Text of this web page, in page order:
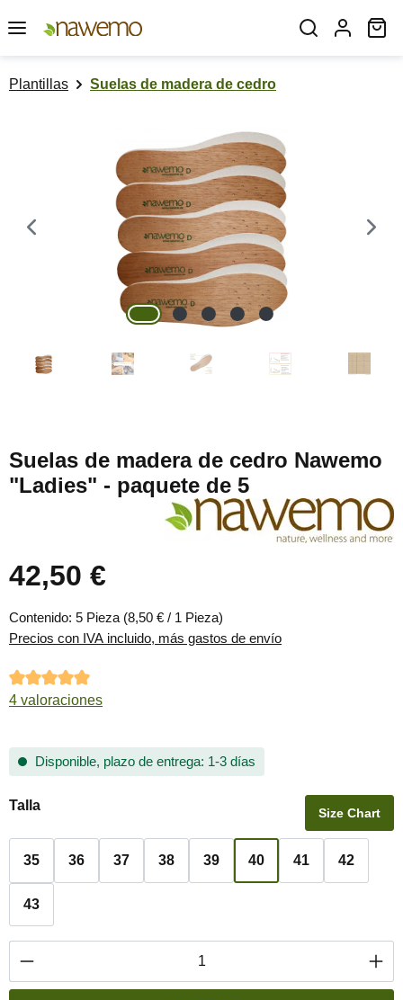
Saltar al contenido principal
Plantillas Suelas de madera de cedro
Suelas de madera de cedro Nawemo
"Ladies" - paquete de 5
Precio normal:
42,50 €
Contenido: 5 Pieza (8,50 € / 1 Pieza)
Precios con IVA incluido, más gastos de envío
Calificación promedio de 5 de 5 estrellas
4 valoraciones
Disponible, plazo de entrega: 1-3 días
Seleccione
Talla Size Chart
35 36 37 38 39 40 41 42
43
Cantidad del producto: introduce la